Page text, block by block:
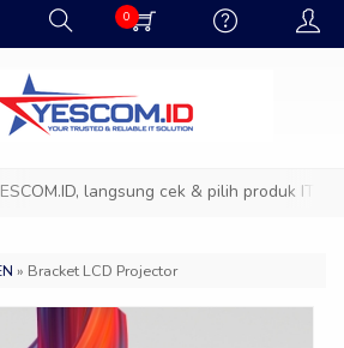
0
langsung cek & pilih produk IT
» Bracket LCD Projector